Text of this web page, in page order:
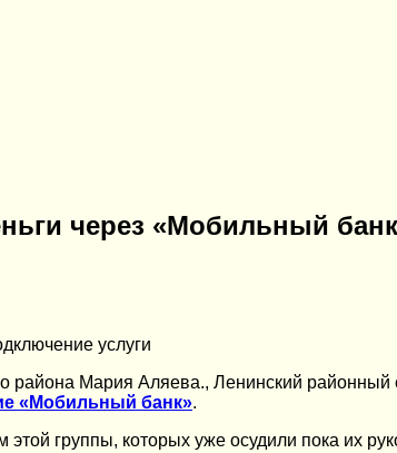
через «Мобильный
услуги
района Мария Аляева., Ленинский районный
«Мобильный банк».
группы, которых уже осудили пока их